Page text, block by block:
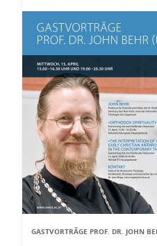
GASTVORTRÃGE PROF. DR. JOHN